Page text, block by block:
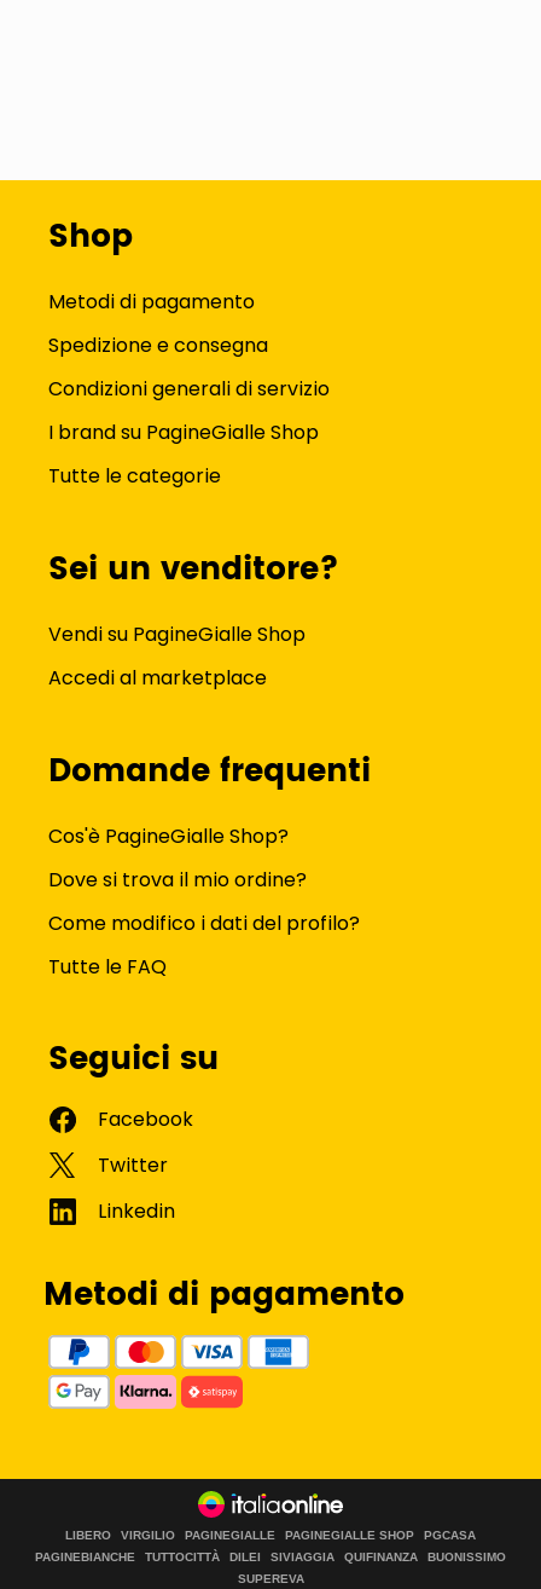
Shop
Metodi di pagamento
Spedizione e consegna
Condizioni generali di servizio
I brand su PagineGialle Shop
Tutte le categorie
Sei un venditore?
Vendi su PagineGialle Shop
Accedi al marketplace
Domande frequenti
Cos'è PagineGialle Shop?
Dove si trova il mio ordine?
Come modifico i dati del profilo?
Tutte le FAQ
Seguici su
Metodi di pagamento
LIBERO VIRGILIO PAGINEGIALLE PAGINEGIALLE SHOP
PGCASA
PAGINEBIANCHE
TUTTOCITTÀ DILEI SIVIAGGIA QUIFINANZA
BUONISSIMO
SUPEREVA